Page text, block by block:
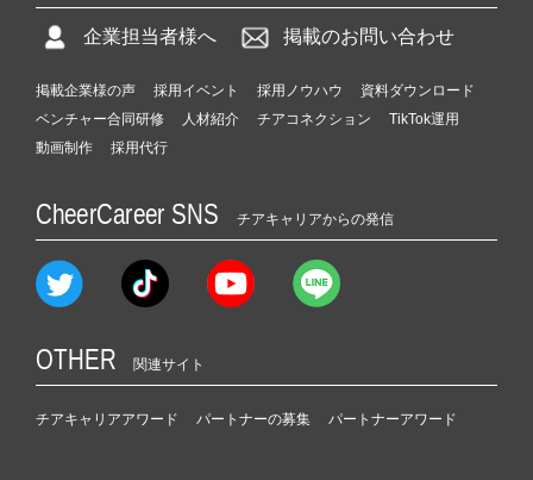
企業担当者様へ 掲載のお問い合わせ
掲載企業様の声 採用イベント 採用ノウハウ
資料ダウンロード
ベンチャー合同研修
人材紹介 チアコネクション
TikTok運用
動画制作
採用代行
CheerCareer SNS チアキャリアからの発信
OTHER 関連サイト
チアキャリアアワード パートナーの募集 パートナーアワード